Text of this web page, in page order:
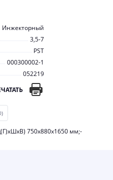
Инжекторный
3,5-7
PST
000300002-1
052219
750х880х1650 мм;-